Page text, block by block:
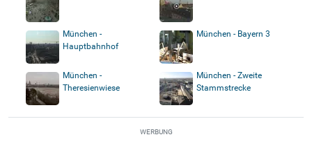
München -
Hauptbahnhof
München - Bayern 3
München -
Theresienwiese
München - Zweite
Stammstrecke
WERBUNG